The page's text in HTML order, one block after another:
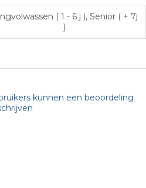
( 1 - 6 j ), Senior ( + 7j
)
kunnen een beoordeling